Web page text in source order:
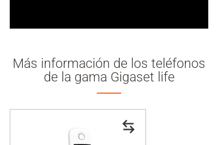
Más información de los teléfonos
de la gama Gigaset life